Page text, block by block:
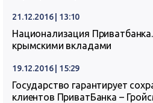
21.12.2016 | 13:10
Национализация
крымскими вкладами
19.12.2016 | 15:29
Государство гарантирует
клиентов ПриватБанка –